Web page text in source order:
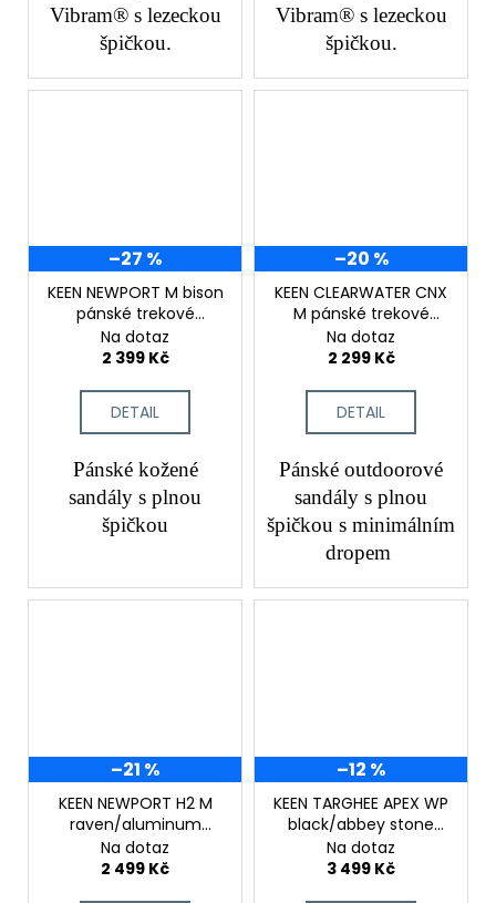
Vibram® s lezeckou
špičkou.
Vibram® s lezeckou
špičkou.
–27 %
KEEN NEWPORT M bison
pánské trekové
sandály
Na dotaz
2 399 Kč
DETAIL
Pánské kožené
sandály s plnou
špičkou
–20 %
KEEN CLEARWATER CNX
M pánské trekové
sandály
Na dotaz
2 299 Kč
DETAIL
Pánské outdoorové
sandály s plnou
špičkou s minimálním
dropem
–21 %
KEEN NEWPORT H2 M
raven/aluminum
pánské trekové
sandály
Na dotaz
2 499 Kč
–12 %
KEEN TARGHEE APEX WP
black/abbey stone
pánské trekové boty
Na dotaz
3 499 Kč